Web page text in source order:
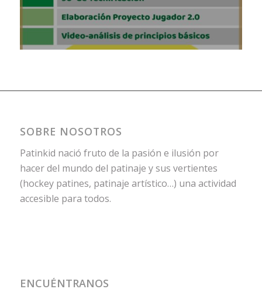
SOBRE NOSOTROS
Patinkid nació fruto de la pasión e ilusión por
hacer del mundo del patinaje y sus vertientes
(hockey patines, patinaje artístico…) una actividad
accesible para todos.
ENCUÉNTRANOS